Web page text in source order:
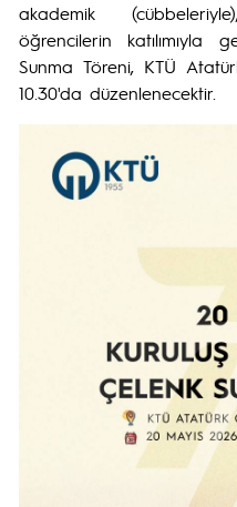
akademik
öğrencilerin katılımıyla
Sunma Töreni, KTÜ
10.30'da düzenlenecektir.